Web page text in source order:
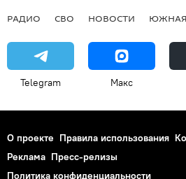
РАДИО СВО НОВОСТИ ЮЖНАЯ
Telegram Макс
О проекте Правила использования
Реклама Пресс-релизы
Политика конфиденциальности